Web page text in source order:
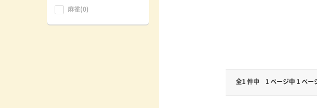
全1 件中 1 ページ中 1 ペー
麻雀(0)